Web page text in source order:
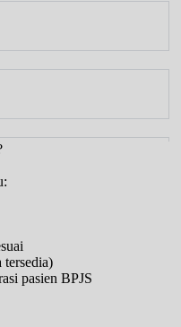
tersedia)
pasien BPJS